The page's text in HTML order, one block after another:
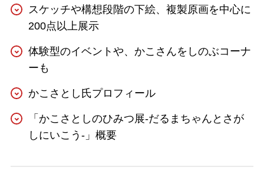
スケッチや構想段階の下絵、複製原画を中心に
200点以上展示
体験型のイベントや、かこさんをしのぶコーナ
ーも
かこさとし氏プロフィール
「かこさとしのひみつ展-だるまちゃんとさが
しにいこう-」概要